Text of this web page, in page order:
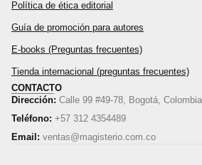
Política de ética editorial
Guía de promoción para autores
E-books (Preguntas frecuentes)
Tienda internacional (preguntas frecuentes)
CONTACTO
Dirección: Calle 99 #49-78, Bogotá, Colombia
Teléfono: +57 312 4354489
Email: ventas@magisterio.com.co